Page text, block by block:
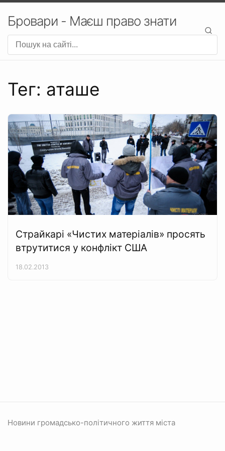
Бровари - Маєш право знати
Тег: аташе
Страйкарі «Чистих матеріалів» просять
втрутитися у конфлікт США
18.02.2013
Новини громадсько-політичного життя міста